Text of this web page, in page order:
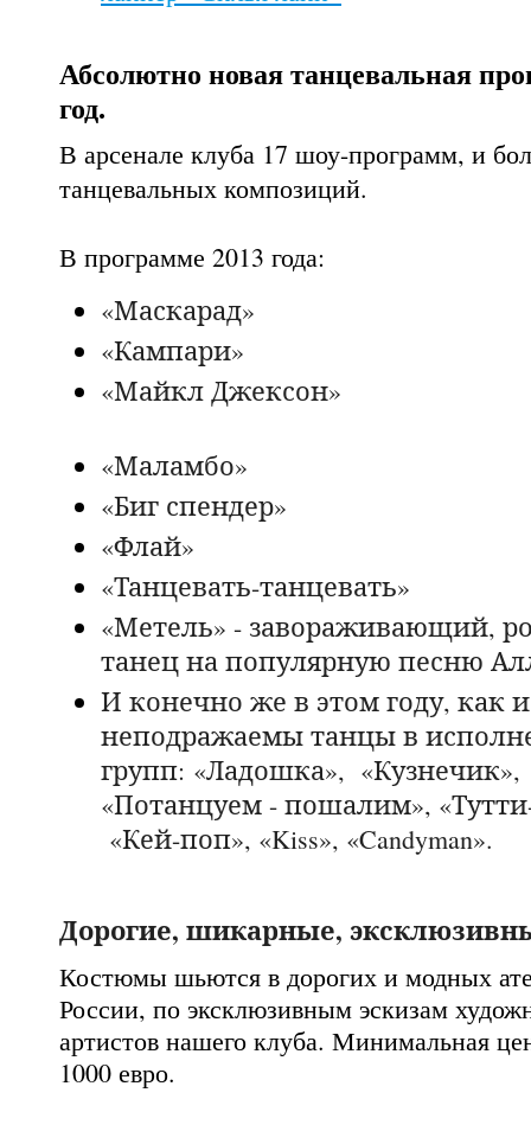
Абсолютно новая танцевальная
год.
В арсенале клуба 17 шоу-программ, и
танцевальных композиций.
В программе 2013 года:
«Маскарад»
«Майкл
«Биг спендер»
«Флай»
«Танцевать-танцевать»
«Метель» - завораживающий,
танец на популярную песню
И конечно же в этом году, как и
неподражаемы танцы в
групп: «Ладошка»,
«Потанцуем - пошалим»,
«Кей-поп», «Kiss», «Candyman».
Дорогие, шикарные,
Костюмы шьются в дорогих и модных
России, по эксклюзивным эскизам
артистов нашего клуба. Минимальная
1000 евро.